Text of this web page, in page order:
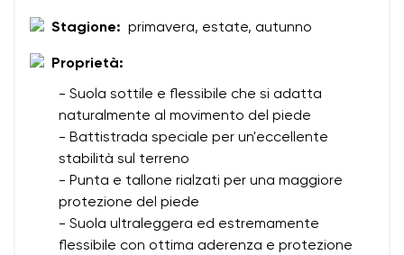
Stagione: primavera, estate, autunno
Proprietà:
- Suola sottile e flessibile che si adatta
naturalmente al movimento del piede
- Battistrada speciale per un'eccellente
stabilità sul terreno
- Punta e tallone rialzati per una maggiore
protezione del piede
- Suola ultraleggera ed estremamente
flessibile con ottima aderenza e protezione